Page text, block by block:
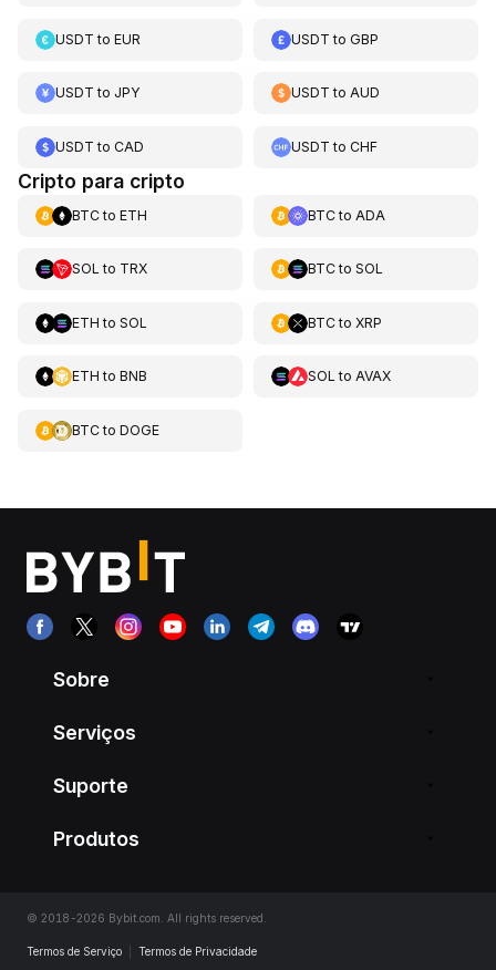
USDT to EUR USDT toGBP
USDT to JPY USDT toAUD
USDT to CAD USDT toCHF
Cripto para cripto
BTCto ETH BTCto ADA
SOL to TRX BTCto SOL
ETH to SOL BTCto XRP
ETH to BNB SOL to AVAX
BTCto DOGE
Sobre
Serviços
Suporte
Produtos
© 2018-2026 Bybit.com. All rights reserved.
Termos de Serviço Termos de Privacidade